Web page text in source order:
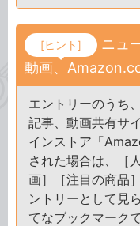
[ヒント]
ニュ
動画、
エントリーのうち
記事、動画共有サ
インストア「
された場合は、［
画］［注目の商品
ントリーとして見
てなブックマーク